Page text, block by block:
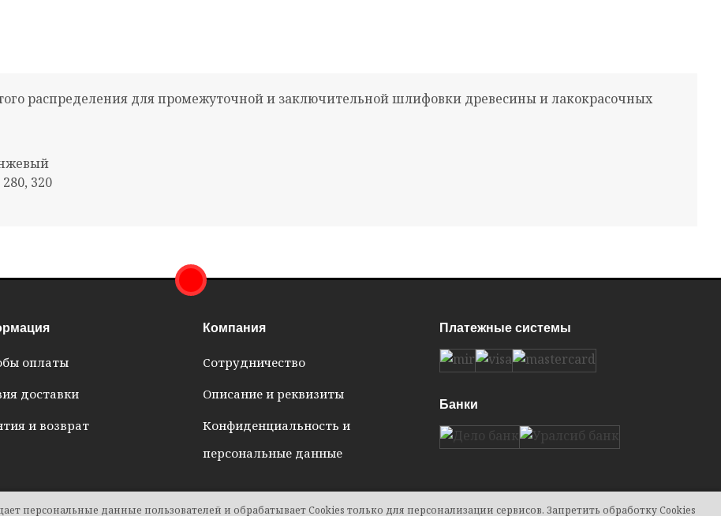
распределения для промежуточной и заключительной шлифовки древесины и лакокрасочных
320
оплаты
доставки
и возврат
Компания
Сотрудничество
Описание и реквизиты
Конфиденциальность и
персональные данные
Платежные системы
Банки
персональные данные пользователей и обрабатывает Cookies только для персонализации сервисов. Запретить обработку Cookies